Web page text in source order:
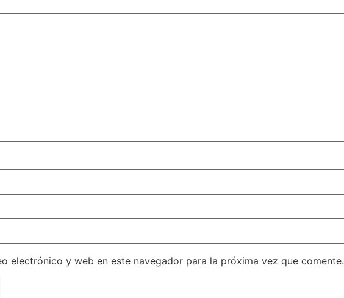
electrónico y web en este navegador para la próxima vez que comente.